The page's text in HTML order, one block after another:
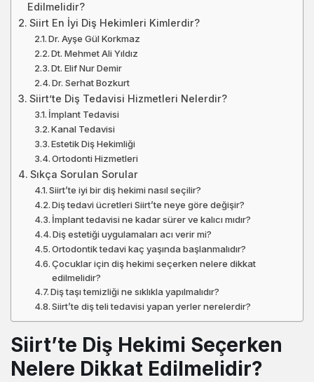
Edilmelidir?
Siirt En İyi Diş Hekimleri Kimlerdir?
Dr. Ayşe Gül Korkmaz
Dt. Mehmet Ali Yıldız
Dt. Elif Nur Demir
Dr. Serhat Bozkurt
Siirt’te Diş Tedavisi Hizmetleri Nelerdir?
İmplant Tedavisi
Kanal Tedavisi
Estetik Diş Hekimliği
Ortodonti Hizmetleri
Sıkça Sorulan Sorular
Siirt’te iyi bir diş hekimi nasıl seçilir?
Diş tedavi ücretleri Siirt’te neye göre değişir?
İmplant tedavisi ne kadar sürer ve kalıcı mıdır?
Diş estetiği uygulamaları acı verir mi?
Ortodontik tedavi kaç yaşında başlanmalıdır?
Çocuklar için diş hekimi seçerken nelere dikkat
edilmelidir?
Diş taşı temizliği ne sıklıkla yapılmalıdır?
Siirt’te diş teli tedavisi yapan yerler nerelerdir?
Siirt’te Diş Hekimi Seçerken
Nelere Dikkat Edilmelidir?